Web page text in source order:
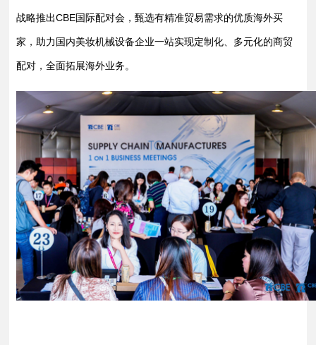
战略推出CBE国际配对会，甄选有精准贸易需求的优质海外买
家，助力国内美妆机械设备企业一站实现定制化、多元化的商贸
配对，全面拓展海外业务。